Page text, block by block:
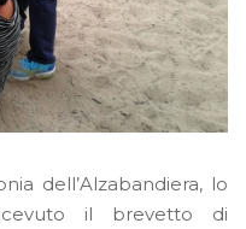
dell’Alzabandiera, lo
il brevetto di